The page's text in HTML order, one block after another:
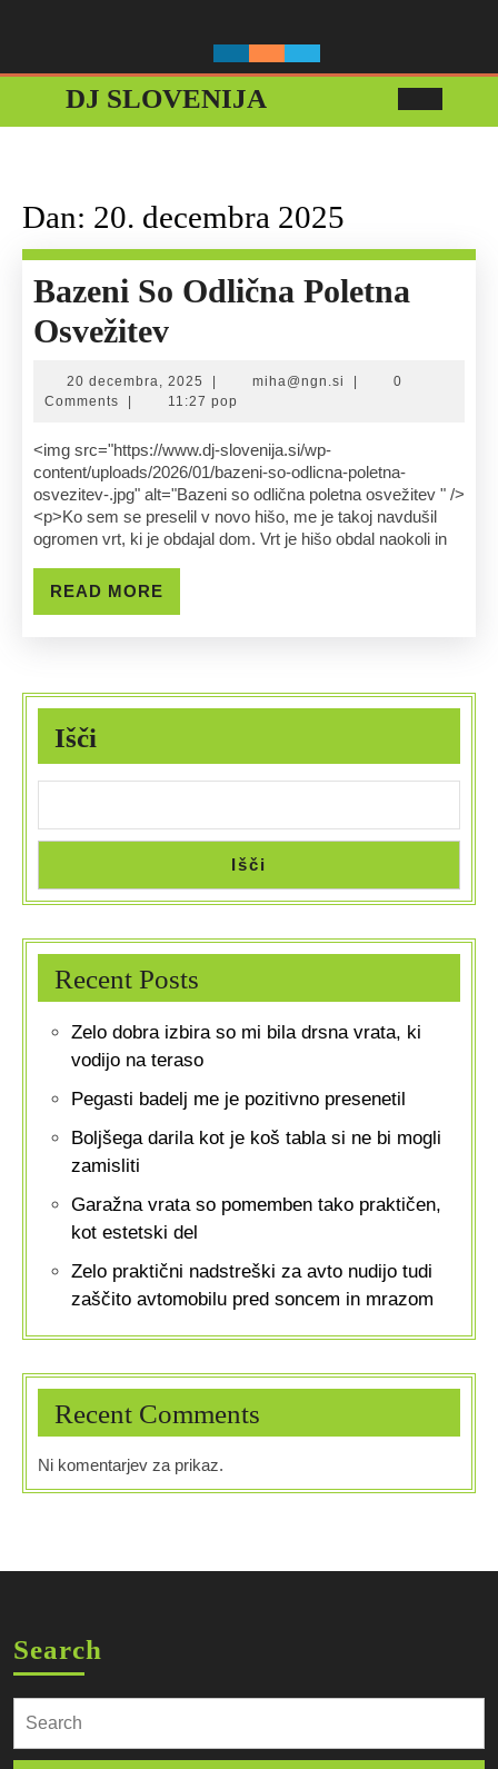
DJ SLOVENIJA
Dan: 20. decembra 2025
Bazeni So Odlična Poletna
Osvežitev
So
Odlična
Poletna
Osvežitev
20 decembra, 2025 20
decembra,
| miha@ngn.si miha@ngn.si
|
0
Comments
| 11:27 pop
<img src="https://www.dj-slovenija.si/wp-
content/uploads/2026/01/bazeni-so-odlicna-poletna-
osvezitev-.jpg" alt="Bazeni so odlična poletna osvežitev " />
<p>Ko sem se preselil v novo hišo, me je takoj navdušil
ogromen vrt, ki je obdajal dom. Vrt je hišo obdal naokoli in
READ MORE
MORE
Išči
Išči
Recent Posts
Zelo dobra izbira so mi bila drsna vrata, ki
vodijo na teraso
Pegasti badelj me je pozitivno presenetil
Boljšega darila kot je koš tabla si ne bi mogli
zamisliti
Garažna vrata so pomemben tako praktičen,
kot estetski del
Zelo praktični nadstreški za avto nudijo tudi
zaščito avtomobilu pred soncem in mrazom
Recent Comments
Ni komentarjev za prikaz.
Search
for: